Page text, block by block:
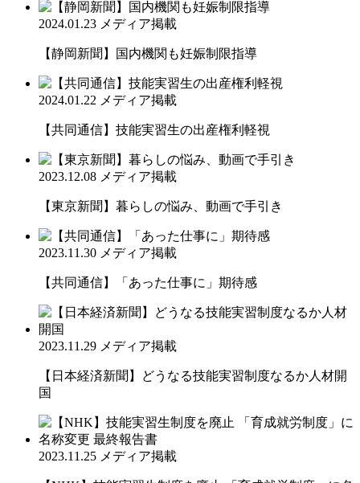
2024.01.23 メディア掲載
【静岡新聞】国内機関も妊娠制限指導
2024.01.22 メディア掲載
【共同通信】技能実習生の出産権利軽視
2023.12.08 メディア掲載
【東京新聞】暮らしの悩み、動画で手引き
2023.11.30 メディア掲載
【共同通信】「あった仕事に」期待感
2023.11.29 メディア掲載
【日本経済新聞】どうなる技能実習制度なるか人材開
国
2023.11.25 メディア掲載